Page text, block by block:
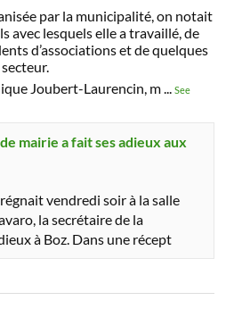
par la municipalité, on notait
avec lesquels elle a travaillé, de
d’associations et de quelques
Joubert-Laurencin, m...See
mairie a fait ses adieux aux
vendredi soir à la salle
la secrétaire de la
à Boz. Dans une récept